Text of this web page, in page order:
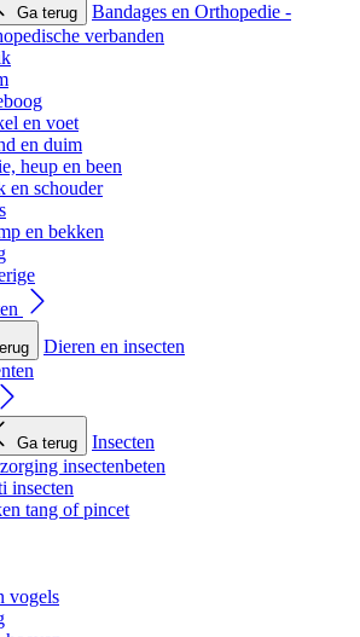
Ga terug
Bandages en Orthopedie -
verbanden
en voet
en duim
heup en been
en schouder
en bekken
Dieren en insecten
Ga terug
Insecten
insectenbeten
insecten
tang of pincet
vogels